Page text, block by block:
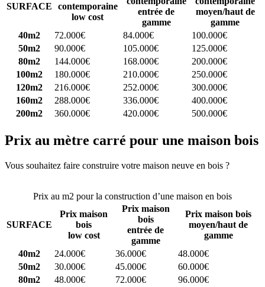
SURFACE
contemporaine
low cost
entrée de
gamme
moyen/haut de
gamme
40m2
72.000€ 84.000€
100.000€
50m2
90.000€ 105.000€
125.000€
80m2
144.000€ 168.000€
200.000€
100m2
180.000€ 210.000€
250.000€
120m2
216.000€ 252.000€
300.000€
160m2
288.000€ 336.000€
400.000€
200m2
360.000€ 420.000€ 500.000€
Prix au mètre carré pour une maison bois
Vous souhaitez faire construire votre maison neuve en bois ?
Prix au m2 pour la construction d’une maison en bois
SURFACE
Prix maison
bois
low cost
Prix maison
bois
entrée de
gamme
Prix maison bois
moyen/haut de
gamme
40m2
24.000€ 36.000€
48.000€
50m2
30.000€ 45.000€
60.000€
80m2
48.000€ 72.000€
96.000€